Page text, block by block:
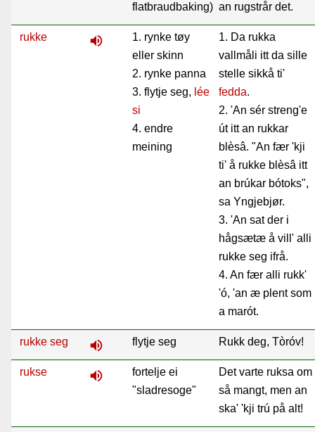
flatbraudbaking) an rugstrår det.
rukke volume_up
1. rynke tøy
eller skinn
2. rynke panna
3. flytje seg, lée
si
4. endre
meining
1. Da rukka
vallmåli itt da sille
stelle sikkå ti'
fedda.
2. 'An sér streng'e
út itt an rukkar
blèsâ. "An fær 'kji
ti' å rukke blèsâ itt
an brúkar bótoks",
sa Yngjebjør.
3. 'An sat der i
hågsætæ å vill' alli
rukke seg ifrå.
4. An fær alli rukk'
'ó, 'an æ plent som
a marót.
rukke seg volume_up flytje seg Rukk deg, Tòróv!
rukse volume_up
fortelje ei
"sladresoge"
Det varte ruksa om
så mangt, men an
ska' 'kji trú på alt!